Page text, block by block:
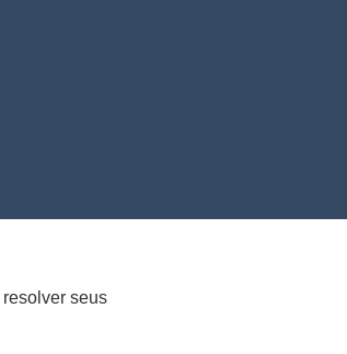
seus